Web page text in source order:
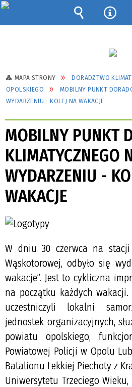
MAPA STRONY
DORADZTWO
OPOLSKIEGO
MOBILNY PUNKT
WYDARZENIU - KOLEJ NA WAKACJE
MOBILNY PUNKT
KLIMATYCZNEGO
WYDARZENIU -
WAKACJE
W dniu 30 czerwca na stacji
Wąskotorowej, odbyło się
wakacje”. Jest to cykliczna
na początku każdych
uczestniczyli lokalni
jednostek organizacyjnych,
powiatu opolskiego,
Powiatowej Policji w Opolu
Batalionu Lekkiej Piechoty z
Uniwersytetu Trzeciego Wieku,